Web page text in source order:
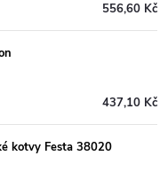
556,60 Kč
437,10 Kč
kotvy Festa 38020